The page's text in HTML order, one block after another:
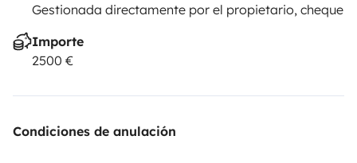
Gestionada directamente por el propietario, cheque
Importe
2500 €
Condiciones de anulación